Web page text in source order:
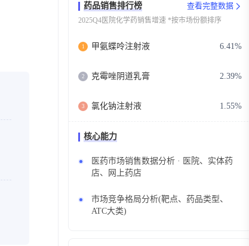
药品销售排行榜 查看完整数据
2025Q4医院化学药销售增速 *按市场份额排序
1 甲氨蝶呤注射液 6.41%
2 克霉唑阴道乳膏 2.39%
3 氯化钠注射液 1.55%
核心能力
医药市场销售数据分析 · 医院、实体药
店、网上药店
市场竞争格局分析(靶点、药品类型、
ATC大类)